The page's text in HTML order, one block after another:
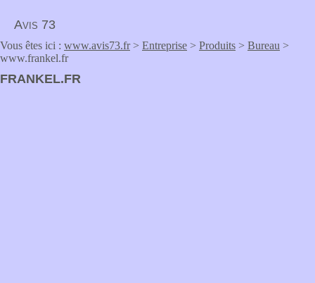
Avis 73
Vous êtes ici : www.avis73.fr> Entreprise > Produits > Bureau >
www.frankel.fr
FRANKEL.FR